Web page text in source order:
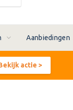
Aanbiedingen
actie >